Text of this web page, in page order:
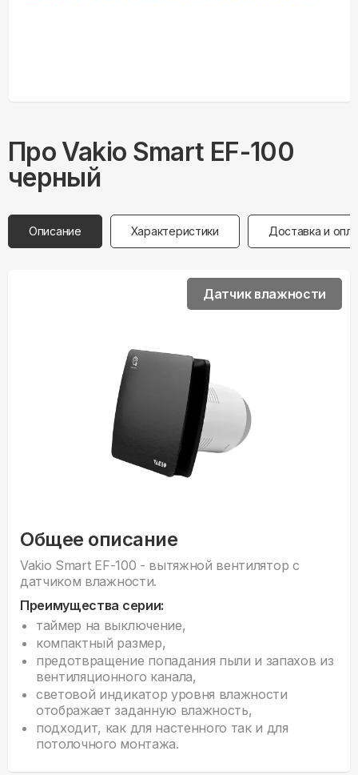
Про Vakio Smart EF-100
черный
Описание Характеристики Доставка и
Общее описание
Vakio Smart EF-100 - вытяжной вентилятор с
датчиком влажности.
Преимущества серии:
таймер на выключение,
компактный размер,
предотвращение попадания пыли и запахов из
вентиляционного канала,
световой индикатор уровня влажности
отображает заданную влажность,
подходит, как для настенного так и для
потолочного монтажа.
Датчик влажности